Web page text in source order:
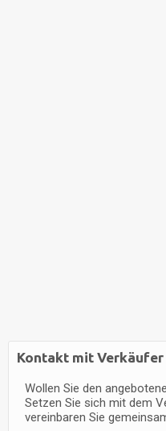
Kontakt mit Verkäufer
Wollen Sie den
Setzen Sie sich mit dem
vereinbaren Sie